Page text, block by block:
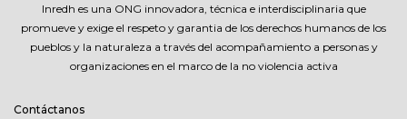
Inredh es una ONG innovadora, técnica e interdisciplinaria que
promueve y exige el respeto y garantia de los derechos humanos de los
pueblos y la naturaleza a través del acompañamiento a personas y
organizaciones en el marco de la no violencia activa
Contáctanos